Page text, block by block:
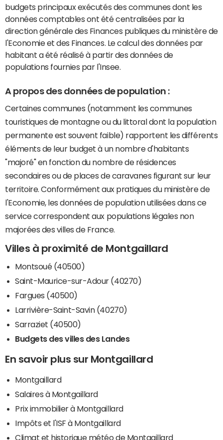
budgets principaux exécutés des communes dont les
données comptables ont été centralisées par la
direction générale des Finances publiques du ministère de
l'Economie et des Finances. Le calcul des données par
habitant a été réalisé à partir des données de
populations fournies par l'Insee.
A propos des données de population :
Certaines communes (notamment les communes
touristiques de montagne ou du littoral dont la population
permanente est souvent faible) rapportent les différents
éléments de leur budget à un nombre d'habitants
"majoré" en fonction du nombre de résidences
secondaires ou de places de caravanes figurant sur leur
territoire. Conformément aux pratiques du ministère de
l'Economie, les données de population utilisées dans ce
service correspondent aux populations légales non
majorées des villes de France.
Villes à proximité de Montgaillard
Montsoué (40500)
Saint-Maurice-sur-Adour (40270)
Fargues (40500)
Larrivière-Saint-Savin (40270)
Sarraziet (40500)
Budgets des villes des Landes
En savoir plus sur Montgaillard
Montgaillard
Salaires à Montgaillard
Prix immobilier à Montgaillard
Impôts et l'ISF à Montgaillard
Climat et historique météo de Montgaillard